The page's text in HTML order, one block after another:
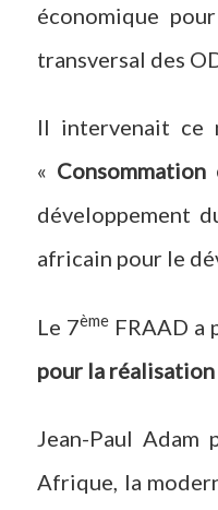
économique
transversal des
Il intervenait ce
«
développement
africain pour le
Le 7ème FRAAD a
pour la
Jean-Paul Adam
Afrique, la